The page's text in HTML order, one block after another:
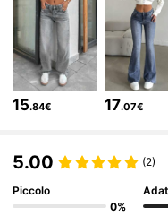
4.75 355K
4.75 355K
4.75 355K
355K
15.84€ 17.07€
5.00 (2)
Piccolo
0%